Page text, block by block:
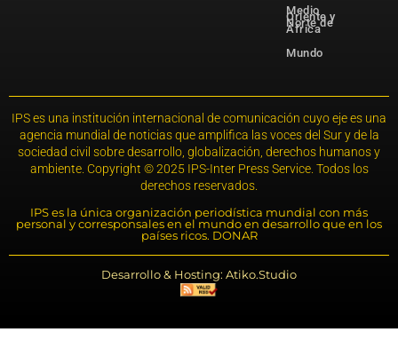
Medio
Oriente y
Norte de
África
Mundo
IPS es una institución internacional de comunicación cuyo eje es una
agencia mundial de noticias que amplifica las voces del Sur y de la
sociedad civil sobre desarrollo, globalización, derechos humanos y
ambiente. Copyright © 2025 IPS-Inter Press Service. Todos los
derechos reservados.
IPS es la única organización periodística mundial con más
personal y corresponsales en el mundo en desarrollo que en los
países ricos. DONAR
Desarrollo & Hosting: Atiko.Studio